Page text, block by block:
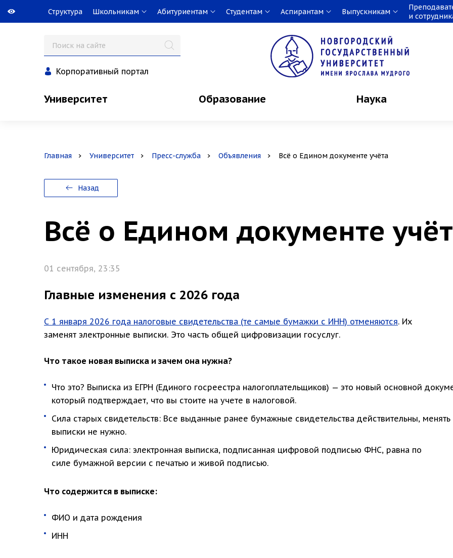
Структура Школьникам Абитуриентам Студентам Аспирантам Выпускникам
и
Корпоративный портал
Университет Образование Наука
Главная Университет Пресс-служба Объявления Всё о Едином документе учёта
Назад
Всё о Едином документе
01 сентября, 23:35
Главные изменения с 2026 года
С 1 января 2026 года налоговые свидетельства (те самые бумажки с ИНН) отменяются. Их
заменят электронные выписки. Это часть общей цифровизации госуслуг.
Что такое новая выписка и зачем она нужна?
Что это? Выписка из ЕГРН (Единого госреестра налогоплательщиков) — это новый основной
который подтверждает, что вы стоите на учете в налоговой.
Сила старых свидетельств: Все выданные ранее бумажные свидетельства действительны, менять
выписки не нужно.
Юридическая сила: электронная выписка, подписанная цифровой подписью ФНС, равна по
силе бумажной версии с печатью и живой подписью.
Что содержится в выписке:
ФИО и дата рождения
ИНН